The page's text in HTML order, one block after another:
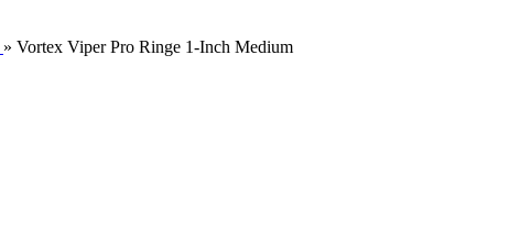
» Vortex Viper Pro Ringe 1-Inch Medium